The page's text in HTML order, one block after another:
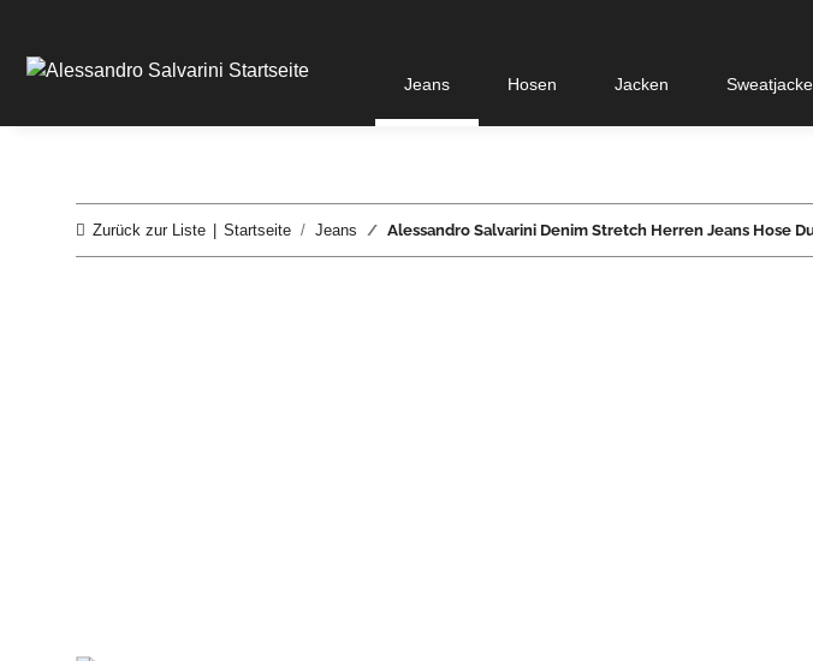
Jeans Hosen Jacken
Zurück zur Liste Startseite Jeans Alessandro Salvarini Denim Stretch Herren Jeans Hose